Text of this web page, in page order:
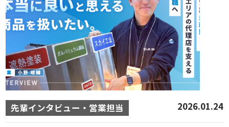
先輩インタビュー・営業担当 2026.01.24